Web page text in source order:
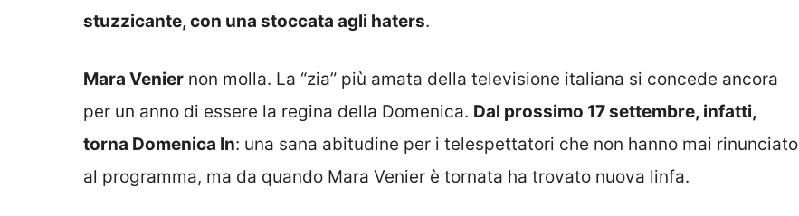
stuzzicante, con una stoccata agli haters.
Mara Venier non molla. La “zia” più amata della televisione italiana si concede ancora
per un anno di essere la regina della Domenica. Dal prossimo 17 settembre, infatti,
torna Domenica In: una sana abitudine per i telespettatori che non hanno mai rinunciato
al programma, ma da quando Mara Venier è tornata ha trovato nuova linfa.